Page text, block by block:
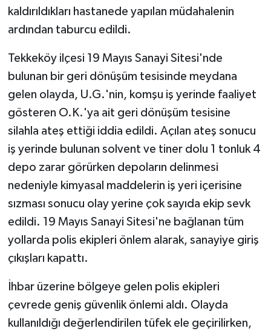
kaldırıldıkları hastanede yapılan müdahalenin
ardından taburcu edildi.
Tekkeköy ilçesi 19 Mayıs Sanayi Sitesi'nde
bulunan bir geri dönüşüm tesisinde meydana
gelen olayda, U.G.'nin, komşu iş yerinde faaliyet
gösteren O.K.'ya ait geri dönüşüm tesisine
silahla ateş ettiği iddia edildi. Açılan ateş sonucu
iş yerinde bulunan solvent ve tiner dolu 1 tonluk 4
depo zarar görürken depoların delinmesi
nedeniyle kimyasal maddelerin iş yeri içerisine
sızması sonucu olay yerine çok sayıda ekip sevk
edildi. 19 Mayıs Sanayi Sitesi'ne bağlanan tüm
yollarda polis ekipleri önlem alarak, sanayiye giriş
çıkışları kapattı.
İhbar üzerine bölgeye gelen polis ekipleri
çevrede geniş güvenlik önlemi aldı. Olayda
kullanıldığı değerlendirilen tüfek ele geçirilirken,